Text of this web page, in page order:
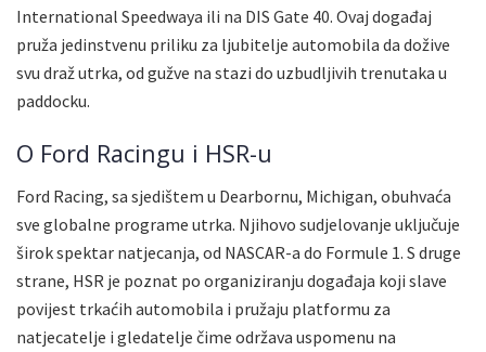
International Speedwaya ili na DIS Gate 40. Ovaj događaj
pruža jedinstvenu priliku za ljubitelje automobila da dožive
svu draž utrka, od gužve na stazi do uzbudljivih trenutaka u
paddocku.
O Ford Racingu i HSR-u
Ford Racing, sa sjedištem u Dearbornu, Michigan, obuhvaća
sve globalne programe utrka. Njihovo sudjelovanje uključuje
širok spektar natjecanja, od NASCAR-a do Formule 1. S druge
strane, HSR je poznat po organiziranju događaja koji slave
povijest trkaćih automobila i pružaju platformu za
natjecatelje i gledatelje čime održava uspomenu na